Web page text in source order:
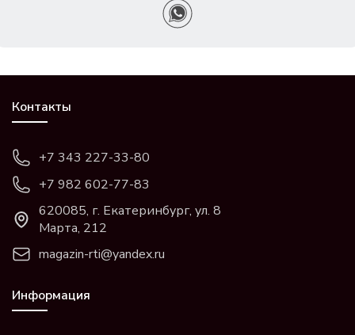
Контакты
+7 343 227-33-80
+7 982 602-77-83
620085, г. Екатеринбург, ул. 8
Марта, 212
magazin-rti@yandex.ru
Информация